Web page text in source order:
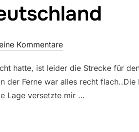
Kommentare
hatte, ist leider die Strecke für
der Ferne war alles recht flach..Die
Lage versetzte mir …
STATION IN DEUTSCHLAND“